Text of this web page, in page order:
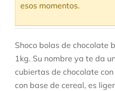
esos momentos.
Shoco bolas de chocolate
1kg. Su nombre ya te da
cubiertas de chocolate
con base de cereal, es